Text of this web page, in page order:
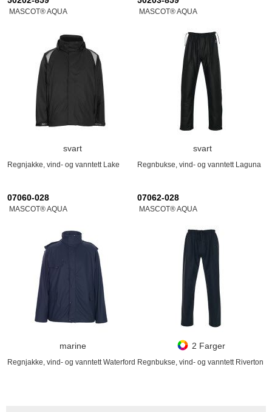
MASCOT® AQUA
svart
Regnjakke, vind- og vanntett Lake
MASCOT® AQUA
svart
Regnbukse, vind- og vanntett Laguna
07060-028
MASCOT® AQUA
marine
Regnjakke, vind- og vanntett Waterford
07062-028
MASCOT® AQUA
2 Farger
Regnbukse, vind- og vanntett Riverton